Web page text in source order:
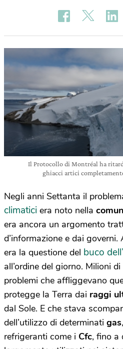
Il Protocollo di Montréal ha
ghiacci artici
Negli anni Settanta il
climatici era noto nella
era ancora un argomento
d’informazione e dai governi.
era la questione del buco
all’ordine del giorno. Milioni
problemi che affliggevano
protegge la Terra dai raggi
dal Sole. E che stava
dell’utilizzo di determinati gas
refrigeranti come i Cfc, fino a